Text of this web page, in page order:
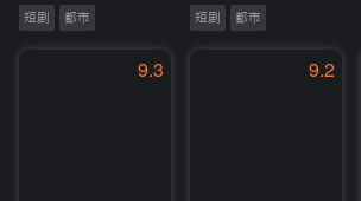
短剧 都市 短剧 都市
9.3 9.2